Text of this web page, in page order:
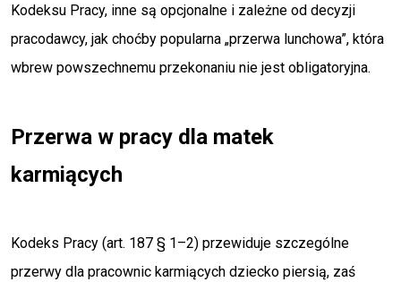
Kodeksu Pracy, inne są opcjonalne i zależne od decyzji
pracodawcy, jak choćby popularna „przerwa lunchowa”, która
wbrew powszechnemu przekonaniu nie jest obligatoryjna.
Przerwa w pracy dla matek
karmiących
Kodeks Pracy (art. 187 § 1–2) przewiduje szczególne
przerwy dla pracownic karmiących dziecko piersią, zaś